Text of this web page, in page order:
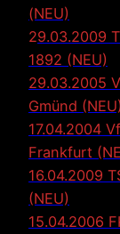
(NEU)
29.03.2009
1892 (NEU)
29.03.2005
Gmünd
17.04.2004
Frankfurt
16.04.2009
(NEU)
15.04.2006